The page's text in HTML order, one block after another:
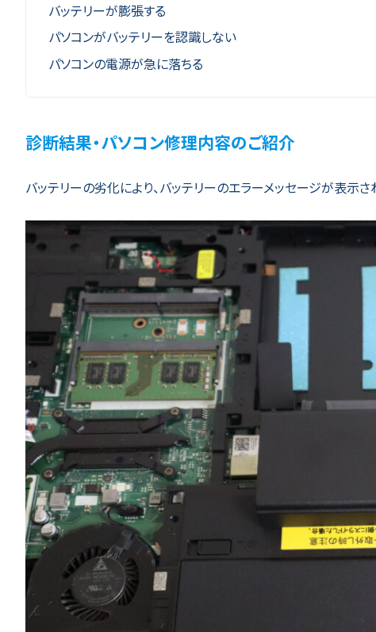
バッテリーが膨張する
パソコンがバッテリーを認識しない
パソコンの電源が急に落ちる
診断結果・パソコン修理内容のご紹介
バッテリーの劣化により、バッテリーのエラーメッセージが表示